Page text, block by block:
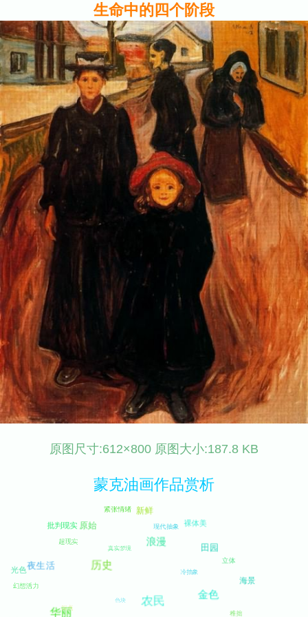
生命中的四个阶段
原图尺寸:612×800 原图大小:187.8 KB
蒙克油画作品赏析